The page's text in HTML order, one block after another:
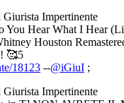
Impertinente
You Hear What I Hear
Houston
🥰5
18123 --@iGiuI ;
Impertinente